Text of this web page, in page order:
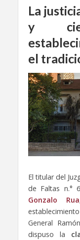
La
y
el
El titular del
de Faltas n.°
Gonzalo Rua
General
dispuso la